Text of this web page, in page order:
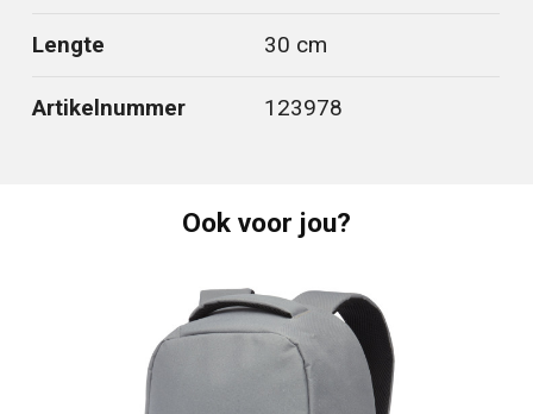
Lengte 30 cm
Artikelnummer 123978
Ook voor jou?